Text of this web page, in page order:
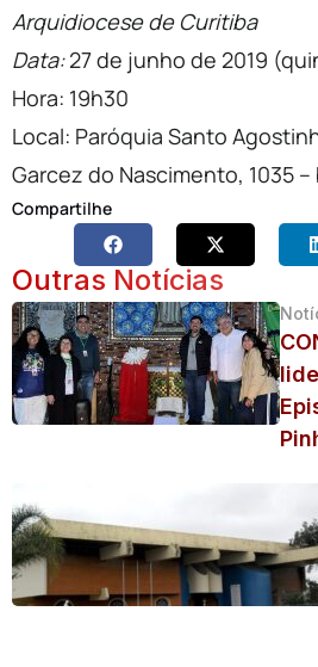
Arquidiocese de Curitiba
Data:27 de junho de 2019
Hora: 19h30
Local: Paróquia Santo
Garcez do Nascimento, 1035
Compartilhe
Outras Notícias